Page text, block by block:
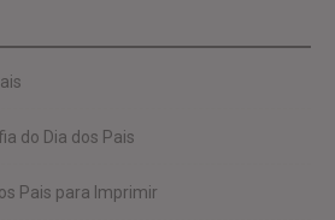
do Dia dos Pais
Pais para Imprimir